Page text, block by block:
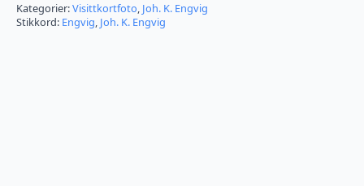
Kategorier:Visittkortfoto, Joh. K. Engvig
Stikkord: Engvig, Joh. K. Engvig